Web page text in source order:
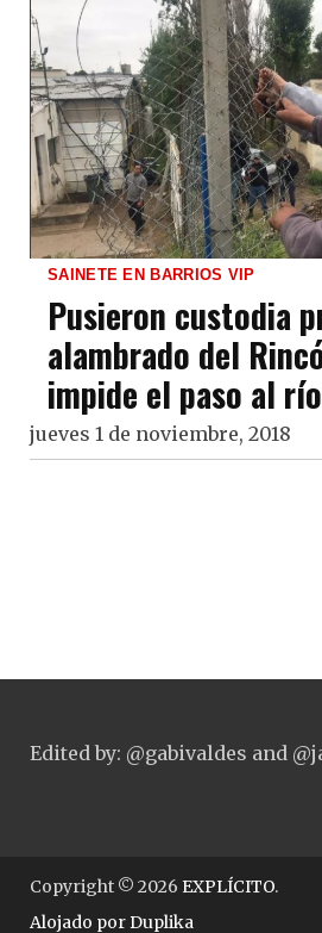
SAINETE EN BARRIOS VIP
Pusieron custodia
alambrado del
impide el paso al
jueves 1 de noviembre, 2018
Edited by: @gabivaldes and
Copyright © 2026 EXPLÍCITO.
Alojado porDuplika